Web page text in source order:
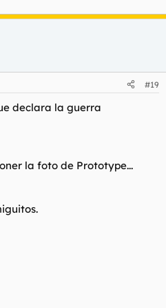
#19
declara la guerra
la foto de Prototype...